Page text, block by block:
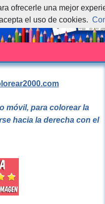
móvil, para colorear la
hacia la derecha con el
ofrecerle una mejor
el uso de cookies.